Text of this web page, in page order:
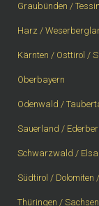
Graubünden / Tessin
Harz /
Kärnten / Osttirol /
Oberbayern
Odenwald /
Sauerland /
Schwarzwald /
Südtirol / Dolomiten
Thüringen /